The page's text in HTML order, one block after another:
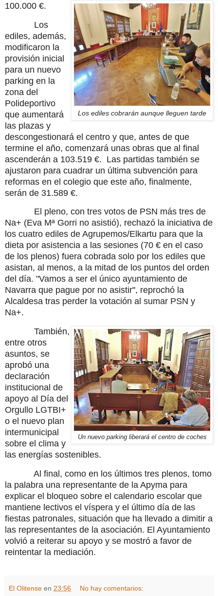
100.000 €.
Los ediles cobrarán aunque lleguen tarde
Los
ediles, además,
modificaron la
provisión inicial
para un nuevo
parking en la
zona del
Polideportivo
que aumentará
las plazas y
descongestionará el centro y que, antes de que
termine el año, comenzará unas obras que al final
ascenderán a 103.519 €. Las partidas también se
ajustaron para cuadrar un última subvención para
reformas en el colegio que este año, finalmente,
serán de 31.589 €.
El pleno, con tres votos de PSN más tres de
Na+ (Eva Mª Gorri no asistió), rechazó la iniciativa de
los cuatro ediles de Agrupemos/Elkartu para que la
dieta por asistencia a las sesiones (70 € en el caso
de los plenos) fuera cobrada solo por los ediles que
asistan, al menos, a la mitad de los puntos del orden
del día. "Vamos a ser el único ayuntamiento de
Navarra que pague por no asistir", reprochó la
Alcaldesa tras perder la votación al sumar PSN y
Na+.
Un nuevo parking liberará el centro de coches
También,
entre otros
asuntos, se
aprobó una
declaración
institucional de
apoyo al Día del
Orgullo LGTBI+
o el nuevo plan
intermunicipal
sobre el clima y
las energías sostenibles.
Al final, como en los últimos tres plenos, tomo
la palabra una representante de la Apyma para
explicar el bloqueo sobre el calendario escolar que
mantiene lectivos el víspera y el último día de las
fiestas patronales, situación que ha llevado a dimitir a
las representantes de la asociación. El Ayuntamiento
volvió a reiterar su apoyo y se mostró a favor de
reintentar la mediación.
El Olitense en 23:56 No hay comentarios: